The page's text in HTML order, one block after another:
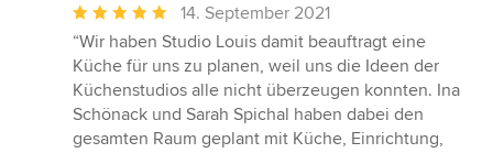
Durchschnittliche
Bewertung:
5
von
5
Sternen
14. September 2021
“Wir haben Studio Louis damit beauftragt eine
Küche für uns zu planen, weil uns die Ideen der
Küchenstudios alle nicht überzeugen konnten. Ina
Schönack und Sarah Spichal haben dabei den
gesamten Raum geplant mit Küche, Einrichtung,